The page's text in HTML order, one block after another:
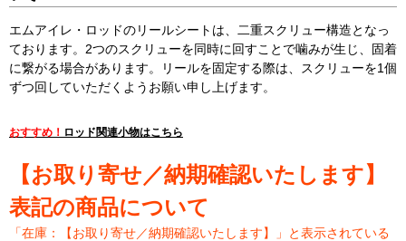
エムアイレ・ロッドのリールシートは、二重スクリュー構造となっ
ております。2つのスクリューを同時に回すことで噛みが生じ、固着
に繋がる場合があります。リールを固定する際は、スクリューを1個
ずつ回していただくようお願い申し上げます。
おすすめ！ ロッド関連小物はこちら
【お取り寄せ／納期確認いたします】
表記の商品について
「在庫：【お取り寄せ／納期確認いたします】」と表示されている